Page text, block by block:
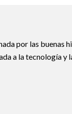
por las buenas
a la tecnología y